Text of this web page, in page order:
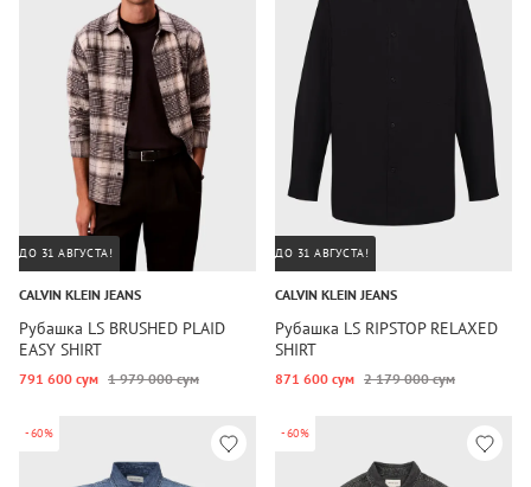
ДО 31 АВГУСТА!
CALVIN KLEIN JEANS
Рубашка LS BRUSHED PLAID
EASY SHIRT
791 600 сум 1 979 000 сум
ДО 31 АВГУСТА!
CALVIN KLEIN JEANS
Рубашка LS RIPSTOP RELAXED
SHIRT
871 600 сум 2 179 000 сум
-60% -60%